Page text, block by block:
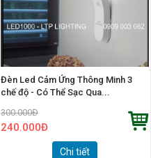
Đèn Led Cảm Ứng Thông Minh 3
chế độ - Có Thể Sạc Qua...
300.000Đ
240.000Đ
Chi tiết